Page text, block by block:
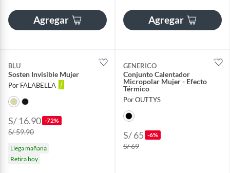
Agregar Agregar
BLU
Sosten Invisible Mujer
Por FALABELLA
S/ 16.90 -72%
S/ 59.90
Llega mañana
Retira hoy
GENERICO
Conjunto Calentador
Micropolar Mujer - Efecto
Térmico
Por OUTTYS
S/ 65 -6%
S/ 69